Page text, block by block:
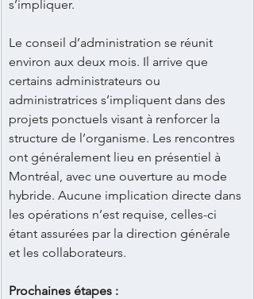
s’impliquer.
Le conseil d’administration se réunit
environ aux deux mois. Il arrive que
certains administrateurs ou
administratrices s’impliquent dans des
projets ponctuels visant à renforcer la
structure de l’organisme. Les rencontres
ont généralement lieu en présentiel à
Montréal, avec une ouverture au mode
hybride. Aucune implication directe dans
les opérations n’est requise, celles-ci
étant assurées par la direction générale
et les collaborateurs.
Prochaines étapes :